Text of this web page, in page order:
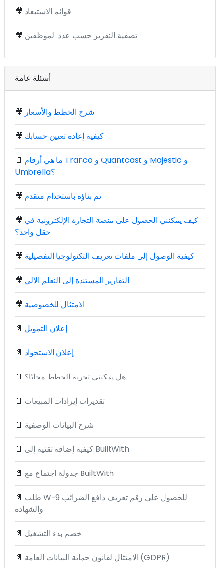
🎥 قوائم الاستبعاد
🎥 تصفية التقرير حسب عدد الموظفين
أسئلة عامة
🎥 شرح الخطط والأسعار
🎥 كيفية إعادة تعيين حسابك
📄 ما هي أرقام Tranco و Quantcast و Majestic و
Umbrella؟
🎥 تم بناؤه باستخدام متقدم
🎥 كيف يمكنني الحصول على منصة التجارة الإلكترونية في
حقل واحد؟
🎥 كيفية الوصول إلى ملفات تعريف التكنولوجيا التفصيلية
🎥 التقارير المستندة إلى التعلم الآلي
🎥 الامتثال للخصوصية
📄 إعلان التمويل
📄 إعلان الاستحواذ
📄 هل يمكنني تجربة الخطط مجانًا؟
📄 تقديرات إيرادات المبيعات
📄 شرح البيانات الوصفية
📄 كيفية إضافة تقنية إلى BuiltWith
📄 جدولة اجتماع مع BuiltWith
📄 طلب W-9 للحصول على رقم تعريف دافع الضرائب
والشهادة
📄 خصم بدء التشغيل
📄 الامتثال لقانون حماية البيانات العامة (GDPR)